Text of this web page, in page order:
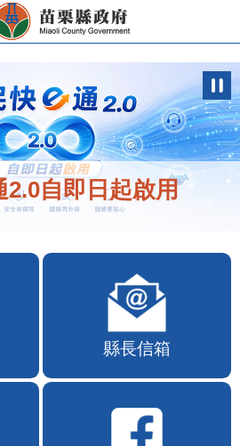
2.0自即日起啟用
縣長信箱